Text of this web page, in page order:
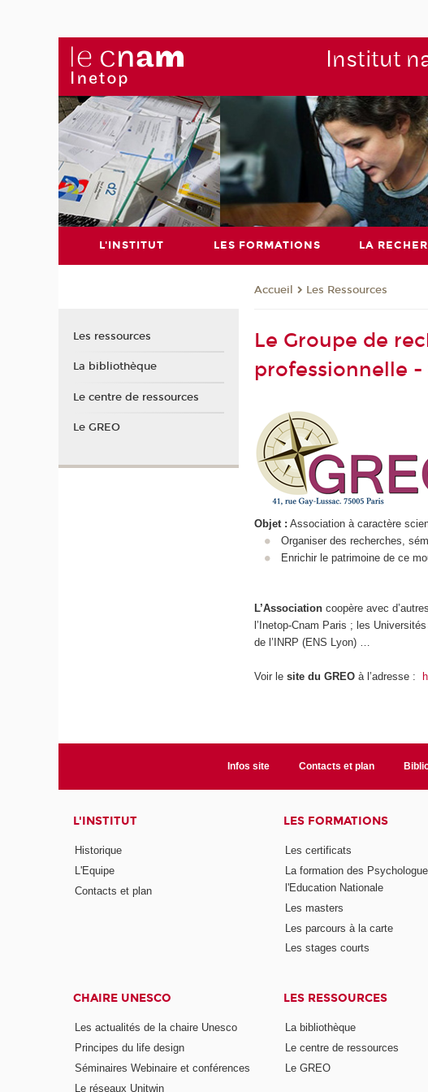
Institut
L'INSTITUT LES FORMATIONS LA
Accueil Les Ressources
Le Groupe de
professionnelle -
Objet : Association à caractère
Organiser des recherches,
Enrichir le patrimoine de ce
L’Associationcoopère avec
l’Inetop-Cnam Paris ; les
de l’INRP (ENS Lyon) …
Voir lesite du GREOà l’adresse :
Les ressources
La bibliothèque
Le centre de ressources
Le GREO
Infos site Contacts et plan
L'INSTITUT
Historique
L'Equipe
Contacts et plan
LES FORMATIONS
Les certificats
La formation des
l'Education Nationale
Les masters
Les parcours à la carte
Les stages courts
CHAIRE UNESCO
Les actualités de la chaire Unesco
Principes du life design
Séminaires Webinaire et conférences
Le réseaux Unitwin
LES RESSOURCES
La bibliothèque
Le centre de ressources
Le GREO